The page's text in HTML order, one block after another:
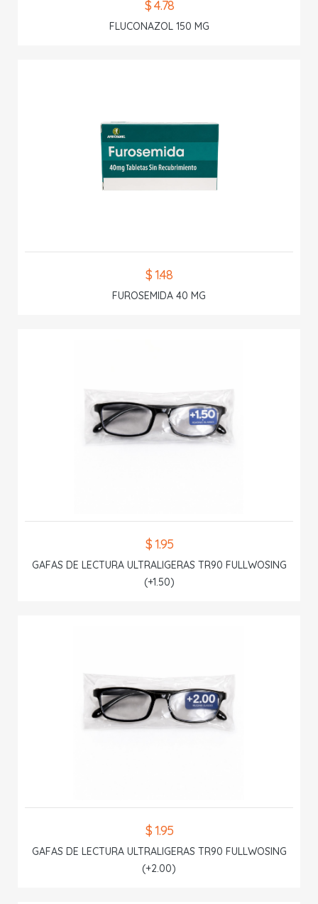
$ 4.78
FLUCONAZOL 150 MG
$ 1.48
FUROSEMIDA 40 MG
$ 1.95
GAFAS DE LECTURA ULTRALIGERAS TR90 FULLWOSING
(+1.50)
$ 1.95
GAFAS DE LECTURA ULTRALIGERAS TR90 FULLWOSING
(+2.00)